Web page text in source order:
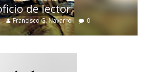
de lector
Francisco G. Navarro 0